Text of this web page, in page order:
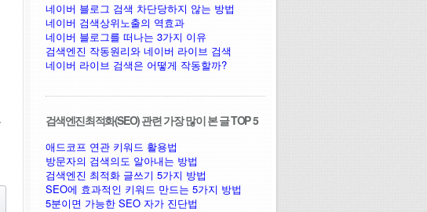
네이버 블로그 검색 차단당하지 않는 방법
네이버 검색상위노출의 역효과
네이버 블로그를 떠나는 3가지 이유
검색엔진 작동원리와 네이버 라이브 검색
네이버 라이브 검색은 어떻게 작동할까?
검색엔진최적화(SEO) 관련 가장 많이 본 글 TOP 5
애드코프 연관 키워드 활용법
방문자의 검색의도 알아내는 방법
검색엔진 최적화 글쓰기 5가지 방법
SEO에 효과적인 키워드 만드는 5가지 방법
5분이면 가능한 SEO 자가 진단법